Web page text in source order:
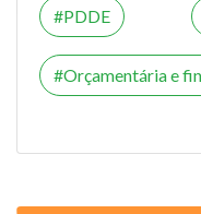
PDDE
Orçamentária e